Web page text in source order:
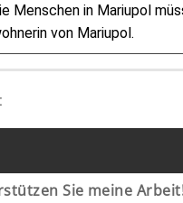
Menschen in Mariupol
von Mariupol.
Sie meine